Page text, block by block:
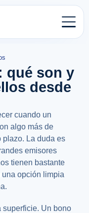
qué son y
desde
cuando un
algo más de
plazo. La duda es
emisores
tienen bastante
una opción limpia
superficie. Un bono